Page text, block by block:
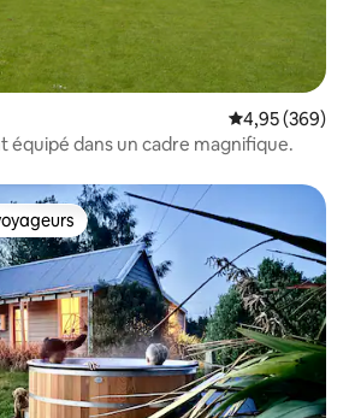
Évaluation
4,95 (369)
équipé dans un cadre magnifique.
les plus appréciés